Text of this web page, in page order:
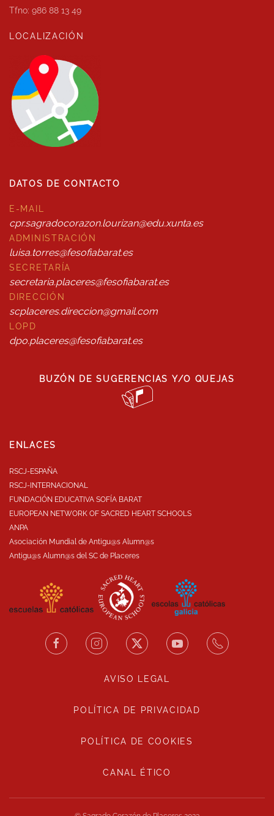
Tfno: 986 88 13 49
LOCALIZACIÓN
DATOS DE CONTACTO
E-MAIL
cpr.sagradocorazon.lourizan@edu.xunta.es
ADMINISTRACIÓN
luisa.torres@fesofiabarat.es
SECRETARÍA
secretaria.placeres@fesofiabarat.es
DIRECCIÓN
scplaceres.direccion@gmail.com
LOPD
dpo.placeres@fesofiabarat.es
BUZÓN DE SUGERENCIAS Y/O QUEJAS
ENLACES
RSCJ-ESPAÑA
RSCJ-INTERNACIONAL
FUNDACIÓN EDUCATIVA SOFÍA BARAT
EUROPEAN NETWORK OF SACRED HEART SCHOOLS
ANPA
Asociación Mundial de Antigu@s Alumn@s
Antigu@s Alumn@s del SC de Placeres
AVISO LEGAL
POLÍTICA DE PRIVACIDAD
POLÍTICA DE COOKIES
CANAL ÉTICO